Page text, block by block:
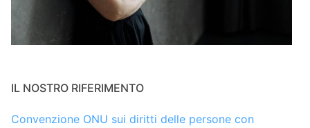
IL NOSTRO RIFERIMENTO
Convenzione ONU sui diritti delle persone con